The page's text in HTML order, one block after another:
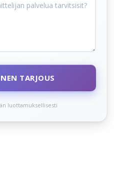
TARJOUS
luottamuksellisesti